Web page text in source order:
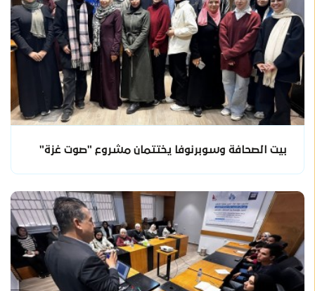
بيت الصحافة وسوبرنوفا يختتمان مشروع "صوت غزة"